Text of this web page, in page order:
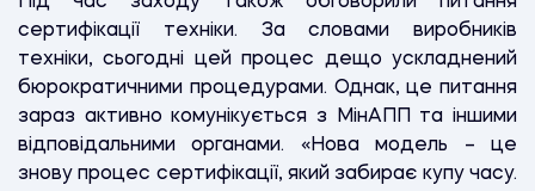
сертифікації техніки. За словами виробників
техніки, сьогодні цей процес дещо ускладнений
бюрократичними процедурами. Однак, це питання
зараз активно комунікується з МінАПП та іншими
відповідальними органами. «Нова модель – це
знову процес сертифікації, який забирає купу часу.